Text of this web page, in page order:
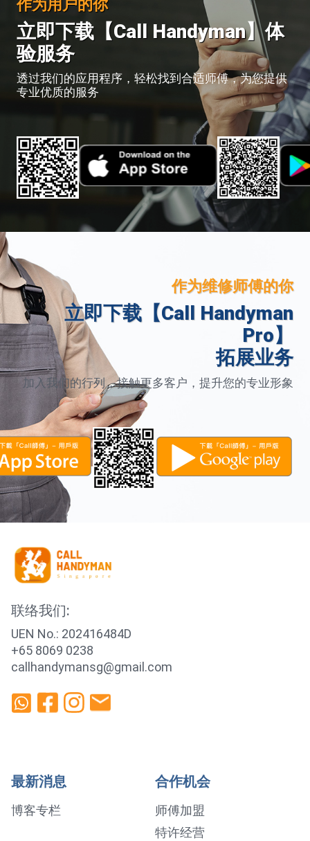
作为用户的你
立即下载【Call Handyman】体
验服务
透过我们的应用程序，轻松找到合适师傅，为您提供
专业优质的服务
作为维修师傅的你
立即下载【Call Handyman
Pro】
拓展业务
加入我们的行列，接触更多客户，提升您的专业形象
联络我们:
UEN No.: 202416484D
+65 8069 0238
callhandymansg@gmail.com
最新消息
博客专栏
合作机会
师傅加盟
特许经营